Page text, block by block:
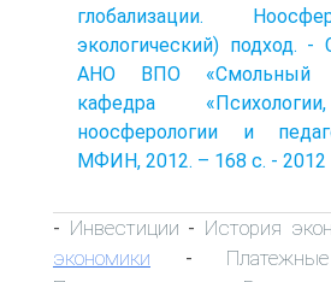
глобализации.
экологический) подход. -
АНО ВПО «Смольный
кафедра
ноосферологии и
МФИН, 2012. – 168 с. - 2012
- Инвестиции - История
экономики -